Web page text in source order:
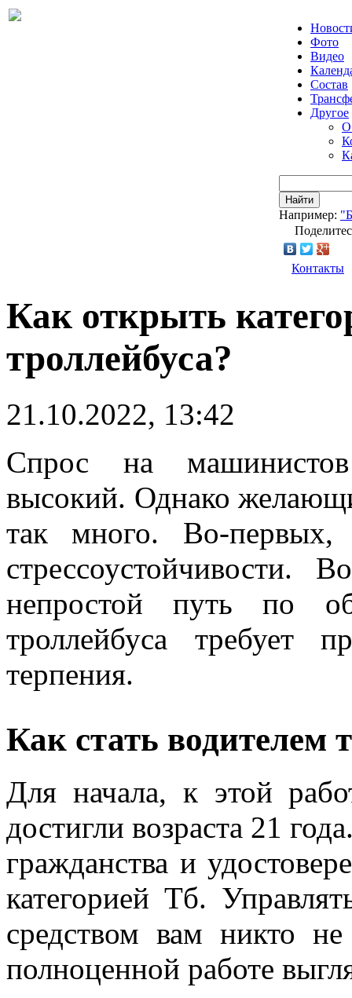
Фото
Видео
Состав
Другое
О
Найти
Например:
Контакты
Как открыть
троллейбуса?
21.10.2022, 13:42
Спрос на машинистов
высокий. Однако
так много. Во-первых,
стрессоустойчивости.
непростой путь по
троллейбуса требует
терпения.
Как стать водителем
Для начала, к этой
достигли возраста 21
гражданства и
категорией Тб.
средством вам никто
полноценной работе